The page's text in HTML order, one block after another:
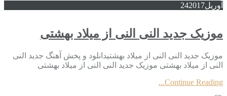
آوریل 242017
موزیک جدید النی النی از میلاد بهشتی
موزیک جدید النی النی از میلاد بهشتیدانلود و پخش آهنگ جدید النی
النی از میلاد بهشتی موزیک جدید النی النی از میلاد بهشتی
Continue Reading...